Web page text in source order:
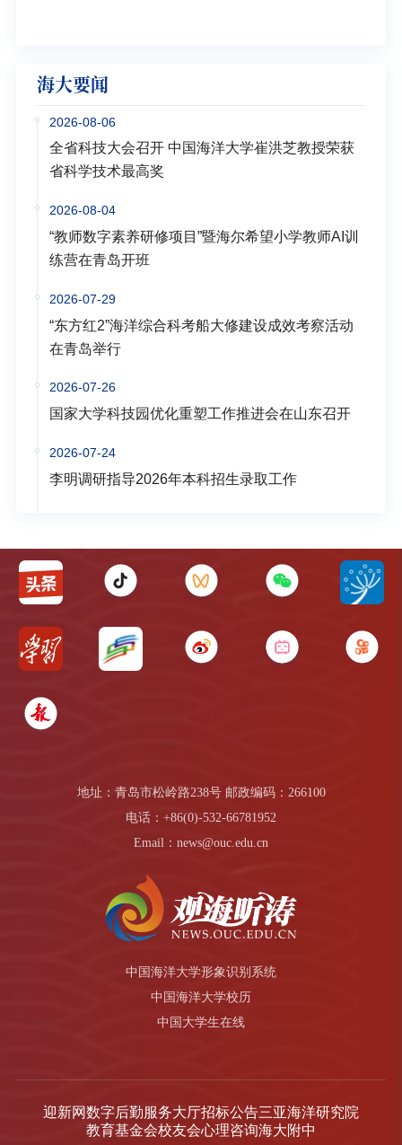
海大要闻
2026-08-06
全省科技大会召开 中国海洋大学崔洪芝教授荣获
省科学技术最高奖
2026-08-04
“教师数字素养研修项目”暨海尔希望小学教师AI训
练营在青岛开班
2026-07-29
“东方红2”海洋综合科考船大修建设成效考察活动
在青岛举行
2026-07-26
国家大学科技园优化重塑工作推进会在山东召开
2026-07-24
李明调研指导2026年本科招生录取工作
地址：青岛市松岭路238号 邮政编码：266100
电话：+86(0)-532-66781952
Email：news@ouc.edu.cn
中国海洋大学形象识别系统
中国海洋大学校历
中国大学生在线
迎新网数字后勤服务大厅招标公告三亚海洋研究院
教育基金会校友会心理咨询海大附中